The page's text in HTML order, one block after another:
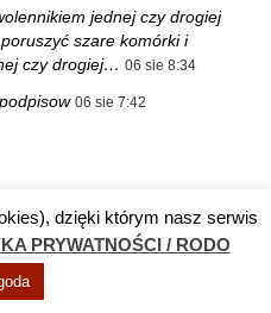
jednej czy drogiej
szare komórki i
czy drogiej… 06 sie 8:34
06 sie 7:42
prywatności / RODO Kontakt
Dęba
dzięki którym nasz serwis
PRYWATNOŚCI / RODO